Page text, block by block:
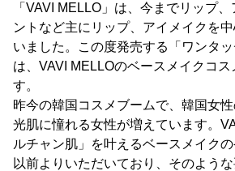
「VAVI MELLO」は、今までリップ
ントなど主にリップ、アイメイクを
いました。この度発売する「ワンタッ
は、VAVI MELLOのベースメイクコス
す。
昨今の韓国コスメブームで、韓国女
光肌に憧れる女性が増えています。
ルチャン肌」を叶えるベースメイク
以前よりいただいており、そのよう